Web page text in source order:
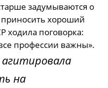
задумываются о
приносить хороший
ходила поговорка:
профессии важны».
на